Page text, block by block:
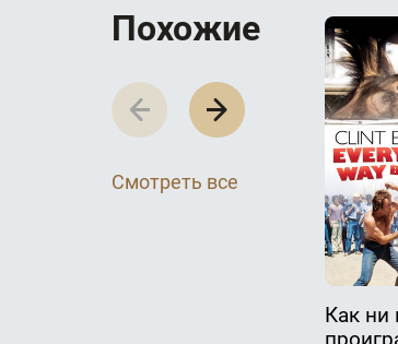
П­­­о­­­х­­­о­­­ж­­­и­­­е
Смотреть все
Как ни